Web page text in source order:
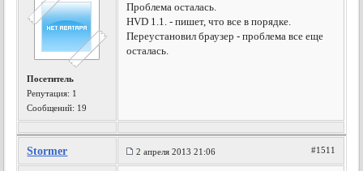
Посетитель
Репутация: 1
Сообщений: 19
Проблема осталась.
HVD 1.1. - пишет, что все в порядке.
Переустановил браузер - проблема все еще
осталась.
Stormer 2 апреля 2013 21:06 #1511